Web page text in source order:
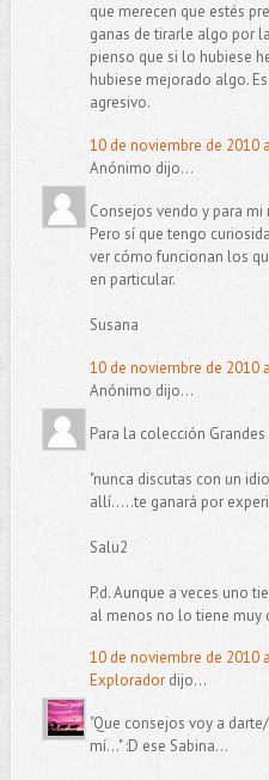
que merecen que estés
ganas de tirarle algo por
pienso que si lo hubiese
hubiese mejorado algo.
agresivo.
10 de noviembre de 2010
Anónimo dijo...
Consejos vendo y para mi
Pero sí que tengo
ver cómo funcionan los
en particular.
Susana
10 de noviembre de 2010
Anónimo dijo...
Para la colección
"nunca discutas con un
allí.....te ganará por
Salu2
P.d. Aunque a veces uno
al menos no lo tiene muy
10 de noviembre de 2010
Exploradordijo...
"Que consejos voy a
mí..." :D ese Sabina...